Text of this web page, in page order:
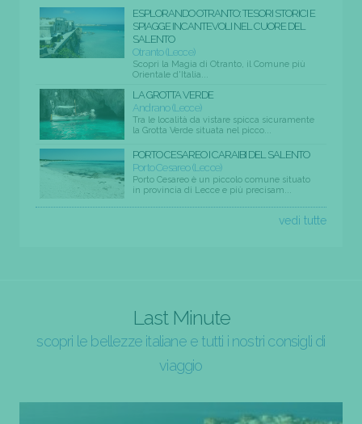
ESPLORANDO OTRANTO: TESORI STORICI E
SPIAGGE INCANTEVOLI NEL CUORE DEL
SALENTO
Otranto (Lecce)
Scopri la Magia di Otranto, il Comune più
Orientale d'Italia...
LA GROTTA VERDE
Andrano (Lecce)
Tra le località da vistare spicca sicuramente
la Grotta Verde situata nel picco...
PORTO CESAREO I CARAIBI DEL SALENTO
Porto Cesareo (Lecce)
Porto Cesareo è un piccolo comune situato
in provincia di Lecce e più precisam...
vedi tutte
Last Minute
scopri le bellezze italiane e tutti i nostri consigli di
viaggio